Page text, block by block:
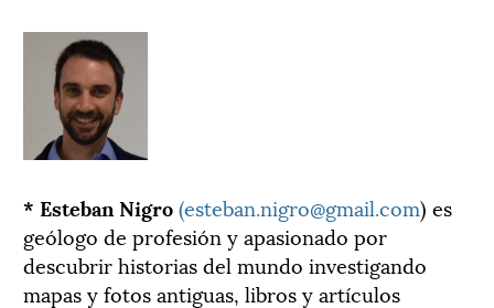
* Esteban Nigro(esteban.nigro@gmail.com) es
geólogo de profesión y apasionado por
descubrir historias del mundo investigando
mapas y fotos antiguas, libros y artículos